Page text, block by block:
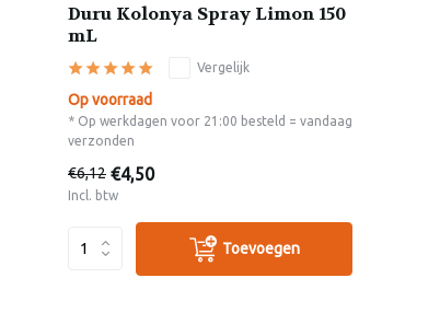
Duru Kolonya Spray Limon 150
mL
Vergelijk
Op voorraad
* Op werkdagen voor 21:00 besteld = vandaag
verzonden
€6,12 €4,50
Incl. btw
Toevoegen